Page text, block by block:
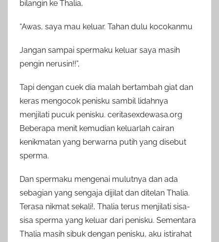
bilangin ke Thalia,
“Awas, saya mau keluar. Tahan dulu kocokanmu
Jangan sampai spermaku keluar saya masih
pengin nerusin!!”,
Tapi dengan cuek dia malah bertambah giat dan
keras mengocok penisku sambil lidahnya
menjilati pucuk penisku. ceritasexdewasa.org
Beberapa menit kemudian keluarlah cairan
kenikmatan yang berwarna putih yang disebut
sperma.
Dan spermaku mengenai mulutnya dan ada
sebagian yang sengaja dijilat dan ditelan Thalia.
Terasa nikmat sekali!, Thalia terus menjilati sisa-
sisa sperma yang keluar dari penisku. Sementara
Thalia masih sibuk dengan penisku, aku istirahat